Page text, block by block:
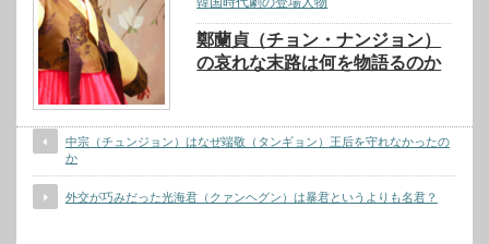
鄭蘭貞（チョン・ナンジョン）
の哀れな末路は何を物語るのか
中宗（チュンジョン）はなぜ端敬（タンギョン）王后を守れなかったの
か
外交が巧みだった光海君（クァンヘグン）は暴君というよりも名君？